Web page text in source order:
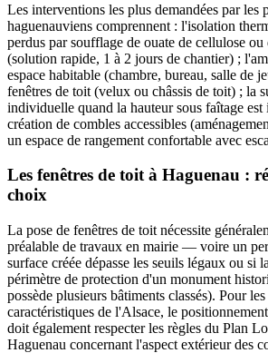
Les interventions les plus demandées par les
haguenauviens comprennent : l'isolation
perdus par soufflage de ouate de cellulose
(solution rapide, 1 à 2 jours de chantier) ;
espace habitable (chambre, bureau, salle de
fenêtres de toit (velux ou châssis de toit) ; la
individuelle quand la hauteur sous faîtage est
création de combles accessibles
un espace de rangement confortable avec
Les fenêtres de toit à Haguenau :
choix
La pose de fenêtres de toit nécessite
préalable de travaux en mairie — voire un
surface créée dépasse les seuils légaux ou si
périmètre de protection d'un monument
possède plusieurs bâtiments classés). Pour
caractéristiques de l'Alsace, le
doit également respecter les règles du Plan
Haguenau concernant l'aspect extérieur des